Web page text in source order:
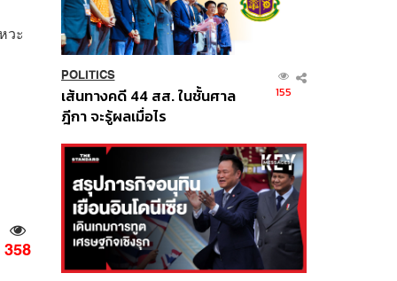
วะ
358
POLITICS
เส้นทางคดี 44 สส. ในชั้นศาล
ฎีกา จะรู้ผลเมื่อไร
155